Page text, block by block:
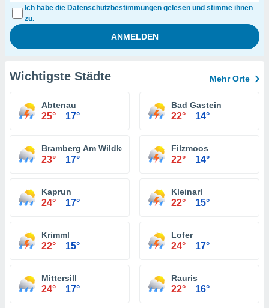
Ich habe die Datenschutzbestimmungen gelesen und stimme ihnen
zu.
Wichtigste Städte Mehr Orte
Abtenau
25° 17°
Bad Gastein
22° 14°
Bramberg Am Wildkogel
23° 17°
Filzmoos
22° 14°
Kaprun
24° 17°
Kleinarl
22° 15°
Krimml
22° 15°
Lofer
24° 17°
Mittersill
24° 17°
Rauris
22° 16°